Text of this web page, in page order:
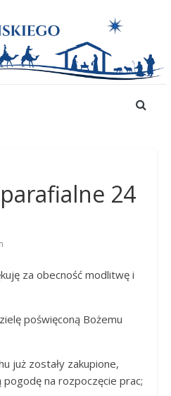
24
za obecność modlitwę i
poświęconą Bożemu
już zostały zakupione,
na rozpoczęcie prac;